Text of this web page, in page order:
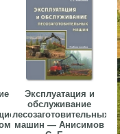
Эксплуатация и
обслуживание
лесозаготовительных
машин — Анисимов